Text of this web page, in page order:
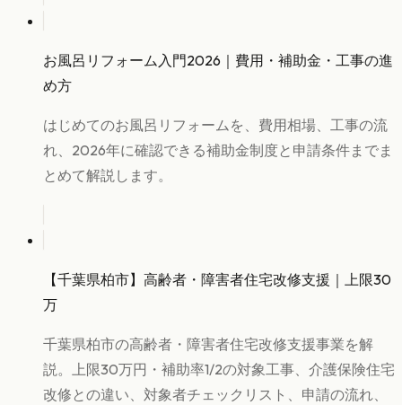
お風呂リフォーム入門2026｜費用・補助金・工事の進
め方
はじめてのお風呂リフォームを、費用相場、工事の流
れ、2026年に確認できる補助金制度と申請条件までま
とめて解説します。
【千葉県柏市】高齢者・障害者住宅改修支援｜上限30
万
千葉県柏市の高齢者・障害者住宅改修支援事業を解
説。上限30万円・補助率1/2の対象工事、介護保険住宅
改修との違い、対象者チェックリスト、申請の流れ、